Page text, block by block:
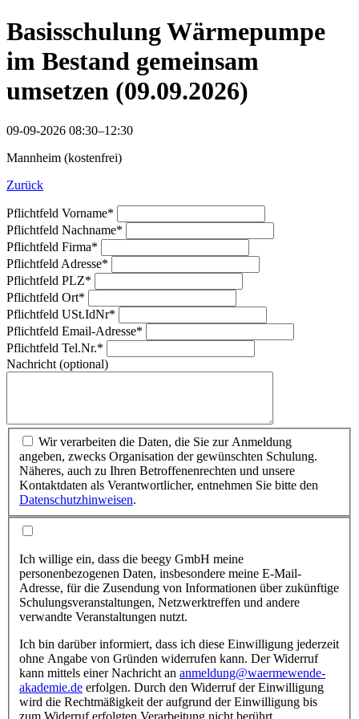
Basisschulung Wärmepumpe
im Bestand gemeinsam
umsetzen (09.09.2026)
09-09-2026 08:30–12:30
Mannheim (kostenfrei)
Zurück
Pflichtfeld Vorname*
Pflichtfeld Nachname*
Pflichtfeld Firma*
Pflichtfeld Adresse*
Pflichtfeld PLZ*
Pflichtfeld Ort*
Pflichtfeld USt.IdNr*
Pflichtfeld Email-Adresse*
Pflichtfeld Tel.Nr.*
Nachricht (optional)
Wir verarbeiten die Daten, die Sie zur Anmeldung
angeben, zwecks Organisation der gewünschten Schulung.
Näheres, auch zu Ihren Betroffenenrechten und unsere
Kontaktdaten als Verantwortlicher, entnehmen Sie bitte den
Datenschutzhinweisen.
Ich willige ein, dass die beegy GmbH meine
personenbezogenen Daten, insbesondere meine E-Mail-
Adresse, für die Zusendung von Informationen über zukünftige
Schulungsveranstaltungen, Netzwerktreffen und andere
verwandte Veranstaltungen nutzt.
Ich bin darüber informiert, dass ich diese Einwilligung jederzeit
ohne Angabe von Gründen widerrufen kann. Der Widerruf
kann mittels einer Nachricht an anmeldung@waermewende-
akademie.de erfolgen. Durch den Widerruf der Einwilligung
wird die Rechtmäßigkeit der aufgrund der Einwilligung bis
zum Widerruf erfolgten Verarbeitung nicht berührt.